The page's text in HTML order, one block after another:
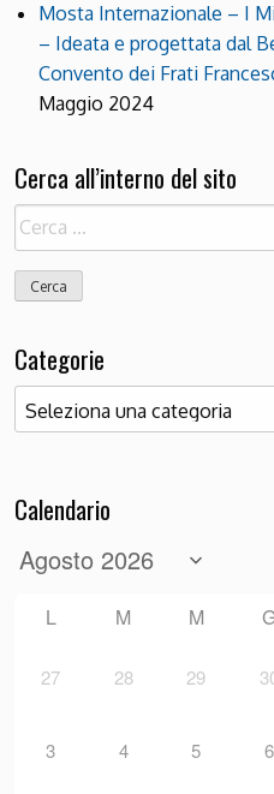
Mosta Internazionale – I
– Ideata e progettata dal
Convento dei Frati
Maggio 2024
Cerca all’interno del sito
Ricerca
per:
Categorie
Categorie
Calendario
L M M
27 28 29
3 4 5 6